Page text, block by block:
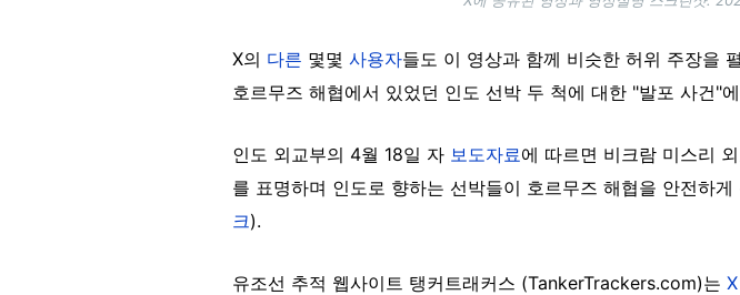
X의 다른 몇몇 사용자들도 이 영상과 함께 비슷한 허위 주장을
호르무즈 해협에서 있었던 인도 선박 두 척에 대한 "발포 사건"
인도 외교부의 4월 18일 자 보도자료에 따르면 비크람 미스리
를 표명하며 인도로 향하는 선박들이 호르무즈 해협을 안전하
크).
유조선 추적 웹사이트 탱커트래커스 (TankerTrackers.com)는